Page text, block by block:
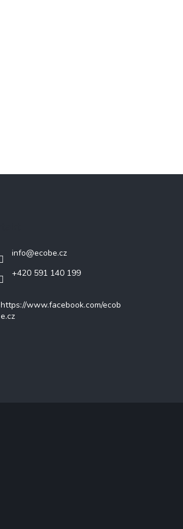
info@ecobe.cz
+420 591 140 199
https://www.facebook.com/ecob
e.cz